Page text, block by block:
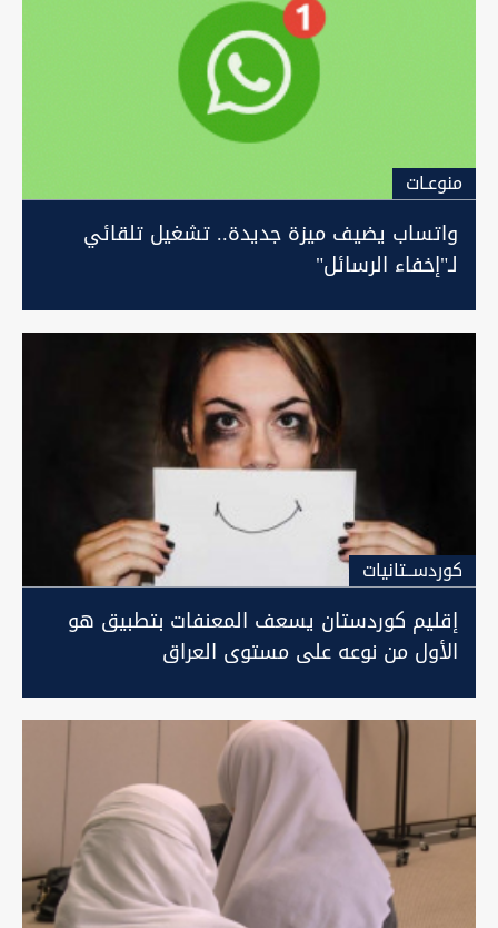
منوعـات
واتساب يضيف ميزة جديدة.. تشغيل تلقائي
لـ"إخفاء الرسائل"
كوردســتانيات
إقليم كوردستان يسعف المعنفات بتطبيق هو
الأول من نوعه على مستوى العراق